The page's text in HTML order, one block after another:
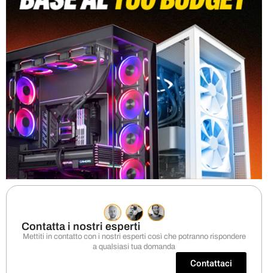
Contatta i nostri esperti
Mettiti in contatto con i nostri esperti così che potranno rispondere
a qualsiasi tua domanda
Contattaci